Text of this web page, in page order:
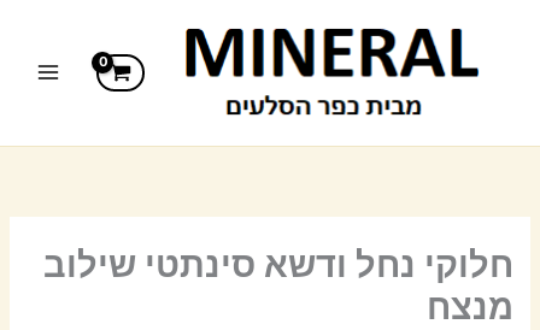
חלוקי נחל ודשא סינתטי שילוב
מנצח